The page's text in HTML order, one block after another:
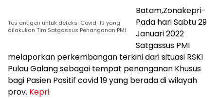
Tes antigen untuk deteksi Covid-19 yang
dilakukan Tim Satgassus Penanganan PMI
Batam,Zonakepri-
Pada hari Sabtu 29
Januari 2022
Satgassus PMI
melaporkan perkembangan terkini dari situasi RSKI
Pulau Galang sebagai tempat penanganan Khusus
bagi Pasien Positif covid 19 yang berada di wilayah
prov. Kepri.